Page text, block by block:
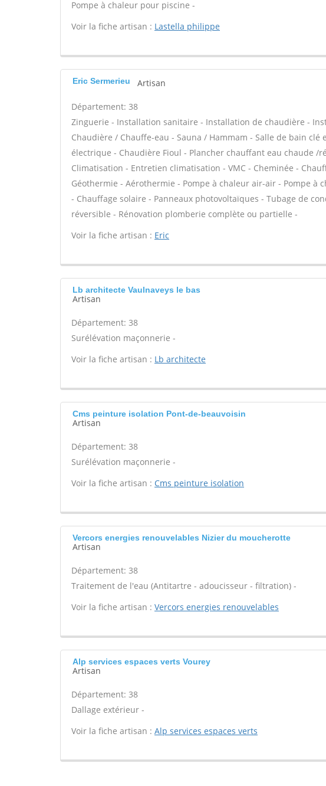
Pompe à chaleur pour piscine -
Voir la fiche artisan : Lastella philippe
Eric Sermerieu Artisan
Département: 38
Zinguerie - Installation sanitaire - Installation de chaudière -
Chaudière / Chauffe-eau - Sauna / Hammam - Salle de bain clé
électrique - Chaudière Fioul - Plancher chauffant eau chaude /
Climatisation - Entretien climatisation - VMC - Cheminée -
Géothermie - Aérothermie - Pompe à chaleur air-air - Pompe à
- Chauffage solaire - Panneaux photovoltaïques - Tubage de
réversible - Rénovation plomberie complète ou partielle -
Voir la fiche artisan : Eric
Lb architecte Vaulnaveys le bas
Artisan
Département: 38
Surélévation maçonnerie -
Voir la fiche artisan : Lb architecte
Cms peinture isolation Pont-de-beauvoisin
Artisan
Département: 38
Surélévation maçonnerie -
Voir la fiche artisan : Cms peinture isolation
Vercors energies renouvelables Nizier du moucherotte
Artisan
Département: 38
Traitement de l'eau (Antitartre - adoucisseur - filtration) -
Voir la fiche artisan : Vercors energies renouvelables
Alp services espaces verts Vourey
Artisan
Département: 38
Dallage extérieur -
Voir la fiche artisan : Alp services espaces verts